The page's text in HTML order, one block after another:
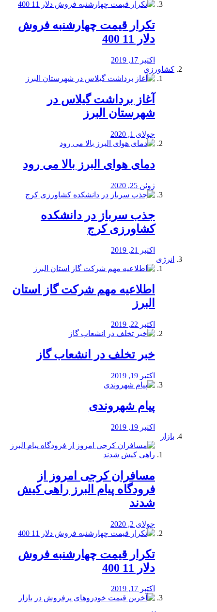
تکرار قیمت چهارشنبه فروش
دلار 11 400
اکتبر 17, 2019
کشاورزی
آغاز برداشت گیلاس در
شهرستان البرز
جولای 1, 2020
دمای هوای البرز بالا می رود
ژوئن 25, 2020
جذب سرباز در دانشکده
کشاورزی کرج
اکتبر 21, 2019
انرژی
️اطلاعیه مهم شرکت گاز استان
البرز
اکتبر 22, 2019
خبر تخلف در انشعاب گاز
اکتبر 19, 2019
پیام شهروندی
اکتبر 19, 2019
بازار
مسافران کرجی امروز از
فرودگاه پیام البرز راهی کیش
شدند
جولای 2, 2020
تکرار قیمت چهارشنبه فروش
دلار 11 400
اکتبر 17, 2019